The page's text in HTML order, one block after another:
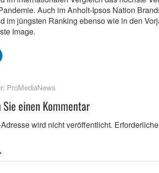
Auch im Anholt-Ipsos Nation
im jüngsten Ranking ebenso wie in den
Image.
ProMediaNews
Sie einen Kommentar
wird nicht veröffentlicht.